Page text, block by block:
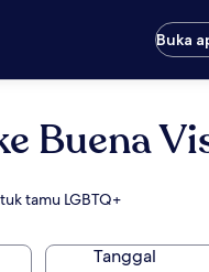
Buka
Buena
tamu LGBTQ+
Tanggal